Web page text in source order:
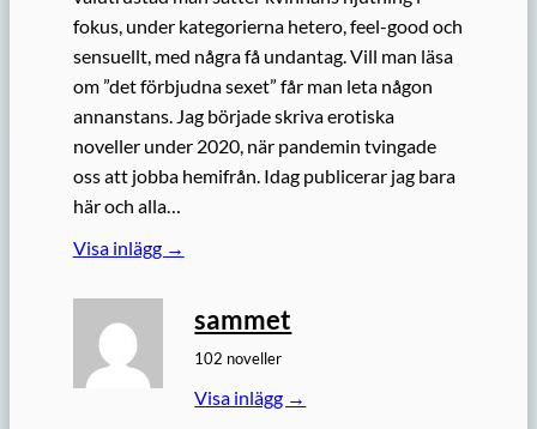
fokus, under kategorierna hetero, feel-good och
sensuellt, med några få undantag. Vill man läsa
om ”det förbjudna sexet” får man leta någon
annanstans. Jag började skriva erotiska
noveller under 2020, när pandemin tvingade
oss att jobba hemifrån. Idag publicerar jag bara
här och alla…
Visa inlägg →
sammet
102 noveller
Visa inlägg →